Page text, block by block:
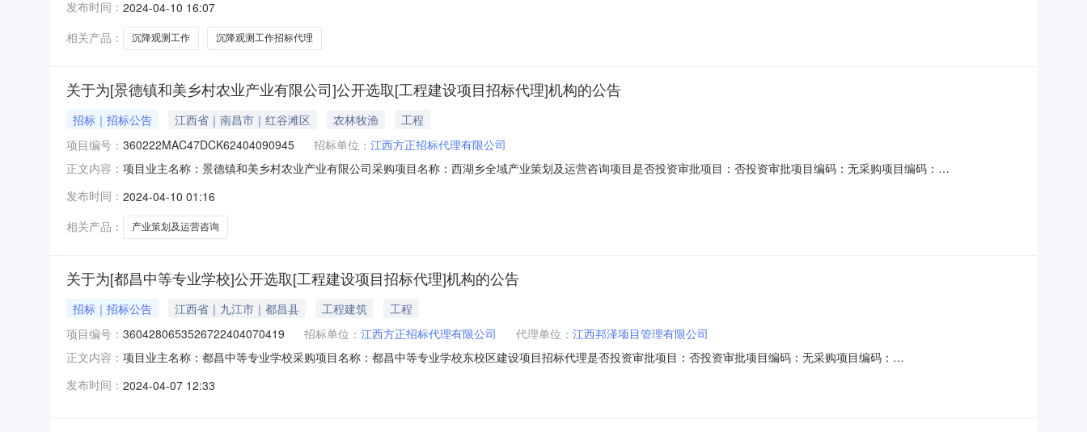
容：景德镇太平巷南片区陶瓷文化旅游基础设施建设项目沉降观测工作招标代理。沉降观测：单价参照集团控制价地上建筑面积1.4元/㎡。金额约6.28万元洽谈时间：3（个工作日）
签订合同时
发布时间： 2024-04-10 16:07
相关产品：
沉降观测工作 沉降观测工作招标代理
关于为[景德镇和美乡村农业产业有限公司]公开选取[工程建设项目招标代理]机构的公告
招标｜招标公告 江西省｜南昌市｜红谷滩区 农林牧渔
工程
项目编号： 360222MAC47DCK62404090945 招标单位： 江西方正招标代理有限公司
正文内容： 项目业主名称：景德镇和美乡村农业产业有限公司采购项目名称：西湖乡全域产业策划及运营咨询项目是否投资审批项目：否投资审批项目编码：无采购项目编码：
运营咨询项目进行招标洽谈时间：3（个工作日）签订合同时间：15（个工作日）合同备案时间：5（个工作日）资质要求：选取中介方式：邀请直选+竞价直购企业：江西方正招标
代理有限公司,远瓴工程咨询集
发布时间： 2024-04-10 01:16
相关产品：
产业策划及运营咨询
关于为[都昌中等专业学校]公开选取[工程建设项目招标代理]机构的公告
招标｜招标公告 江西省｜九江市｜都昌县 工程建筑
工程
项目编号： 3604280653526722404070419 招标单位： 江西方正招标代理有限公司 代理单位： 江西邦泽项目管理有限公司
正文内容： 项目业主名称：都昌中等专业学校采购项目名称：都昌中等专业学校东校区建设项目招标代理是否投资审批项目：否投资审批项目编码：无采购项目编码：
计委计价格【20021980】号文）规定的收费标准折扣计费服务内容：项目占地面积100亩，总建筑面积44000㎡，其中地上面积39000㎡，地下人防面积5000㎡。拟新建学生宿舍4
发布时间： 2024-04-07 12:33